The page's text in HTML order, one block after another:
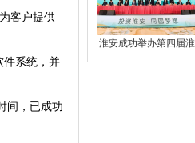
客户提供
件系统，并
间，已成功
淮安成功举办第四届淮